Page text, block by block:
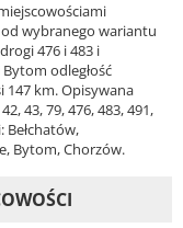
od wybranego wariantu
476 i 483 i
odległość
147 km. Opisywana
43, 79, 476, 483, 491,
Bełchatów,
Bytom, Chorzów.